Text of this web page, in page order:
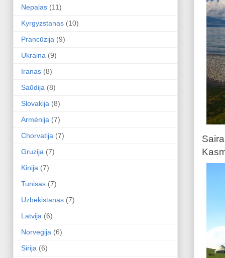
Nepalas (11)
Kyrgyzstanas (10)
Prancūzija (9)
Ukraina (9)
Iranas (8)
Saūdija (8)
Slovakija (8)
Armėnija (7)
Chorvatija (7)
Gruzija (7)
Kinija (7)
Tunisas (7)
Uzbekistanas (7)
Latvija (6)
Norvegija (6)
Sirija (6)